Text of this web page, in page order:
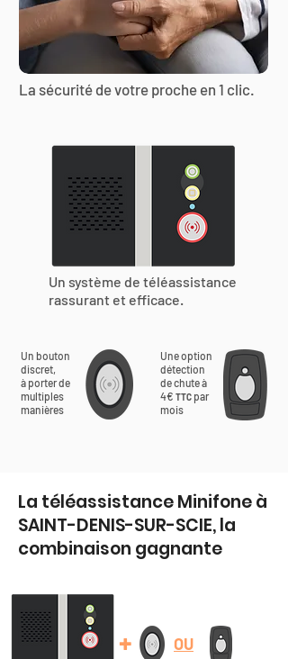
La sécurité de votre proche en 1 clic.
Un système de téléassistance
rassurant et efficace.
Un bouton
discret,
à porter de
multiples
manières
Une option
détection
de chute à
4€ TTC par
mois
La téléassistance Minifone à
SAINT-DENIS-SUR-SCIE, la
combinaison gagnante
+ OU